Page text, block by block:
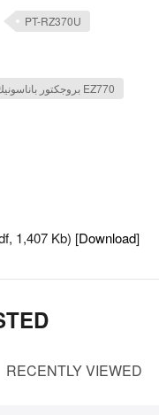
PT-RZ370U
بروجكتور باناسونيك EZ770
1,407 Kb) [Download]
RECENTLY VIEWED